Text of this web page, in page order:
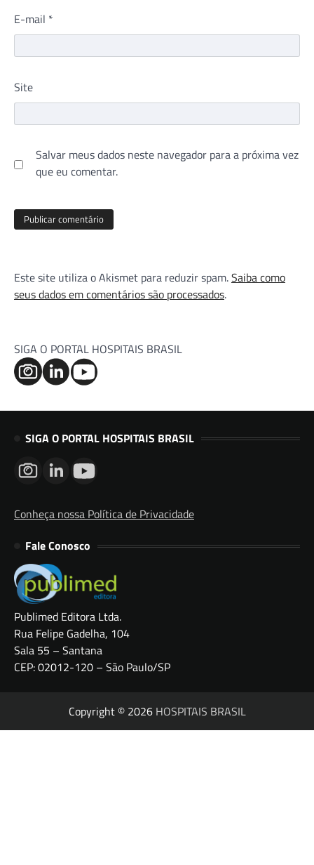
E-mail *
Site
Salvar meus dados neste navegador para a próxima vez
que eu comentar.
Este site utiliza o Akismet para reduzir spam.Saiba como
seus dados em comentários são processados.
SIGA O PORTAL HOSPITAIS BRASIL
SIGA O PORTAL HOSPITAIS BRASIL
Conheça nossa Política de Privacidade
Fale Conosco
Publimed Editora Ltda.
Rua Felipe Gadelha, 104
Sala 55 – Santana
CEP: 02012-120 – São Paulo/SP
Copyright © 2026 HOSPITAIS BRASIL